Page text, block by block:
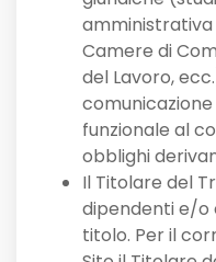
amministrativa
Camere di
del Lavoro,
funzionale al
obblighi
Il Titolare del
dipendenti e/o
titolo. Per il